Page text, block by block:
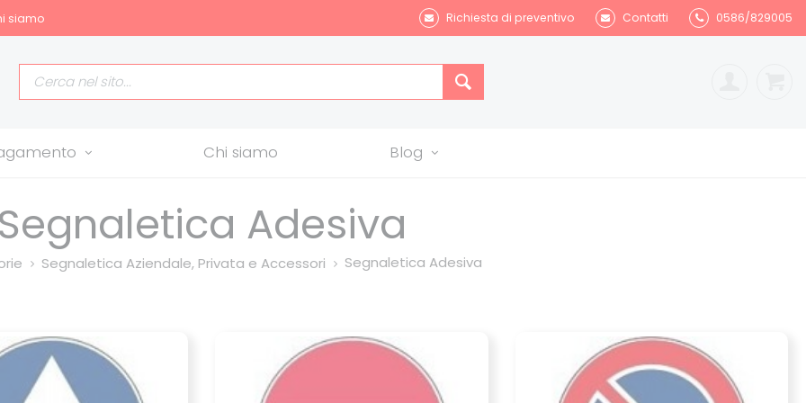
siamo Richiesta di preventivo Contatti 0586/829005
Chi siamo Blog
Segnaletica Adesiva
Segnaletica Aziendale, Privata e Accessori Segnaletica Adesiva